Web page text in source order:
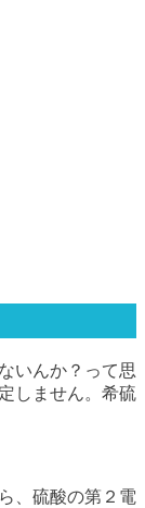
いんか？って思
しません。希硫
、硫酸の第２電